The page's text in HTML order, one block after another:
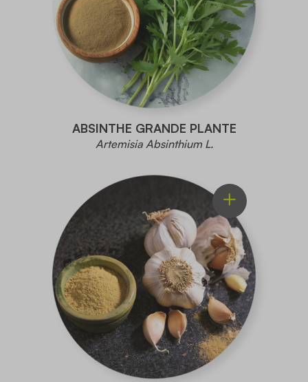
ABSINTHE GRANDE PLANTE
Artemisia Absinthium L.